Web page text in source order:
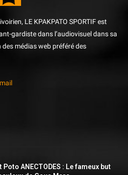
LE KPAKPATO SPORTIF est
gardiste dans l’audiovisuel dans sa
des médias web préféré des
Poto ANECTODES : Le fameux but